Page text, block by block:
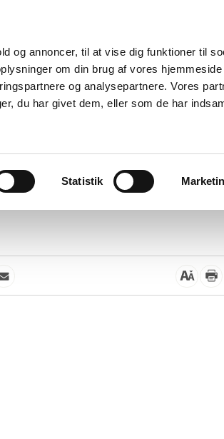
og annoncer, til at vise dig funktioner til
om din brug af vores
og analysepartnere. Vores
du har givet dem, eller som de har
Statistik
Nyheder Om os Kontakt
Tilskud og
Apoteker og salg af